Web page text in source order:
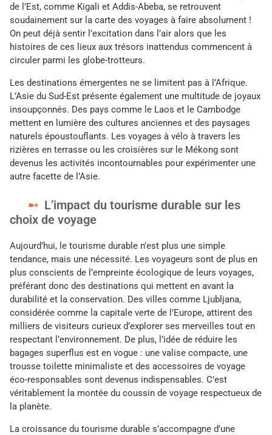
de l’Est, comme Kigali et Addis-Abeba, se retrouvent
soudainement sur la carte des voyages à faire absolument !
On peut déjà sentir l’excitation dans l’air alors que les
histoires de ces lieux aux trésors inattendus commencent à
circuler parmi les globe-trotteurs.
Les destinations émergentes ne se limitent pas à l’Afrique.
L’Asie du Sud-Est présente également une multitude de joyaux
insoupçonnés. Des pays comme le Laos et le Cambodge
mettent en lumière des cultures anciennes et des paysages
naturels époustouflants. Les voyages à vélo à travers les
rizières en terrasse ou les croisières sur le Mékong sont
devenus les activités incontournables pour expérimenter une
autre facette de l’Asie.
L’impact du tourisme durable sur les
choix de voyage
Aujourd’hui, le tourisme durable n’est plus une simple
tendance, mais une nécessité. Les voyageurs sont de plus en
plus conscients de l’empreinte écologique de leurs voyages,
préférant donc des destinations qui mettent en avant la
durabilité et la conservation. Des villes comme Ljubljana,
considérée comme la capitale verte de l’Europe, attirent des
milliers de visiteurs curieux d’explorer ses merveilles tout en
respectant l’environnement. De plus, l’idée de réduire les
bagages superflus est en vogue : une valise compacte, une
trousse toilette minimaliste et des accessoires de voyage
éco-responsables sont devenus indispensables. C’est
véritablement la montée du coussin de voyage respectueux de
la planète.
La croissance du tourisme durable s’accompagne d’une